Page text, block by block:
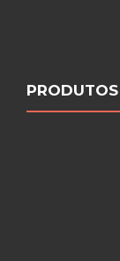
PRODUTOS